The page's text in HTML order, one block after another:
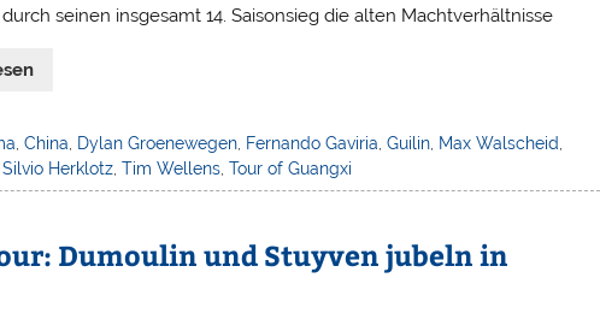
seinen insgesamt 14. Saisonsieg die alten Machtverhältnisse
China Dylan Groenewegen, Fernando Gaviria Guilin, Max Walscheid
Silvio Herklotz,Tim Wellens,Tour of Guangxi
Dumoulin und Stuyven jubeln in